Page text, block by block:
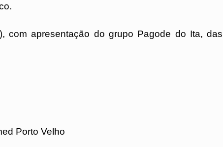
com apresentação do grupo Pagode do Ita, das
Porto Velho